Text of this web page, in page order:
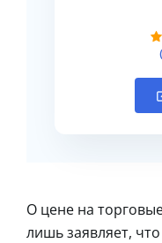
О цене на
лишь заявляет,